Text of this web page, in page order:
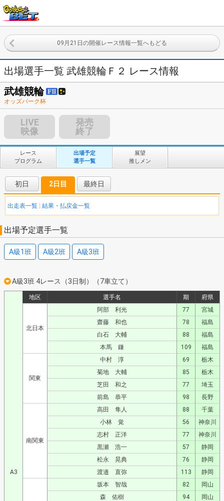
09月21日の開催レース情報一覧へもどる
出場選手一覧 武雄競輪Ｆ２ レース情報
武雄競輪
オッズパーク杯
LIVE
映像
発売
終了
レース
プログラム
出場予定
選手一覧
展望
推しメン
初日 2日目
出走表一覧 結果・払戻金一覧
最終日
出場予定選手一覧
A級1班 A級2班 A級3班
A級3班 4レース（3日制）（7車立て）
A3
地区 選手名 期 府県
北日本
阿部 利光 77
宮城
齋藤 和也
78
福島
白石 大輔
88
福島
本馬 鎌
109 福島
関東
中村 淳 69
栃木
菊地 大輔
85
栃木
芝田 和之
77
埼玉
前島 恭平
98 長野
南関東
高田 隼人 88
千葉
小林 覚
56
神奈川
志村 正洋
77
神奈川
黒瀬 浩一
57
静岡
松永 晃典
76
静岡
渡邉 直弥
113 静岡
坂本 智哉 82
岡山
森 佑樹
94
岡山